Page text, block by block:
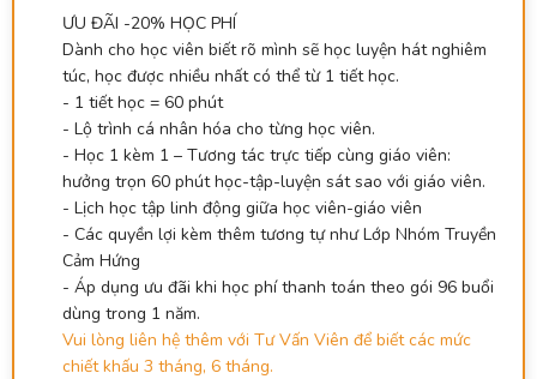
ƯU ĐÃI -20% HỌC PHÍ
Dành cho học viên biết rõ mình sẽ học luyện hát nghiêm
túc, học được nhiều nhất có thể từ 1 tiết học.
- 1 tiết học = 60 phút
- Lộ trình cá nhân hóa cho từng học viên.
- Học 1 kèm 1 – Tương tác trực tiếp cùng giáo viên:
hưởng trọn 60 phút học-tập-luyện sát sao với giáo viên.
- Lịch học tập linh động giữa học viên-giáo viên
- Các quyền lợi kèm thêm tương tự như Lớp Nhóm Truyền
Cảm Hứng
- Áp dụng ưu đãi khi học phí thanh toán theo gói 96 buổi
dùng trong 1 năm.
Vui lòng liên hệ thêm với Tư Vấn Viên để biết các mức
chiết khấu 3 tháng, 6 tháng.